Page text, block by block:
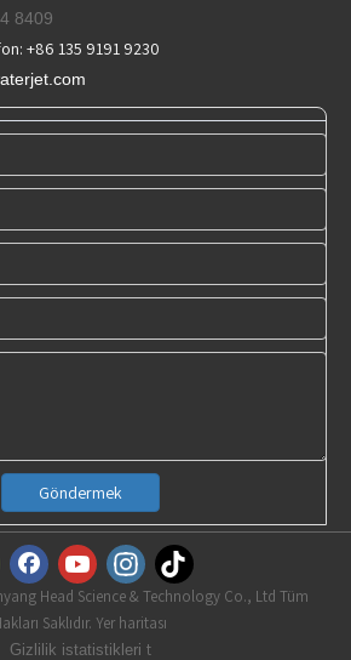
8409
+86 135 9191 9230
Göndermek
Head Science & Technology Co., Ltd Tüm
Saklıdır. Yer haritası
Gizlilik istatistikleri t